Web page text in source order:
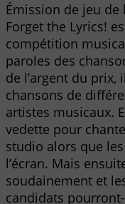
Émission de jeu de
Forget the Lyrics!
compétition
paroles des
de l’argent du
chansons de
artistes musicaux.
vedette pour
studio alors que
l’écran. Mais
soudainement et
candidats